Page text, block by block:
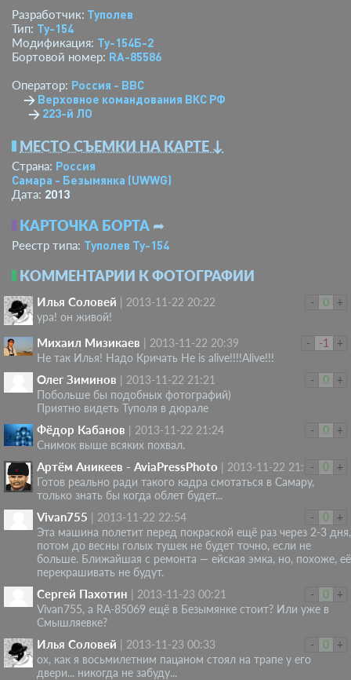
Разработчик: Туполев
Тип: Ту-154
Модификация: Ту-154Б-2
Бортовой номер: RA-85586
Оператор: Россия - ВВС
→ Верховное командования ВКС РФ
→ 223-й ЛО
МЕСТО СЪЕМКИ НА КАРТЕ ↓
Страна: Россия
Самара - Безымянка (UWWG)
Дата: 2013
КАРТОЧКА БОРТА ➦
Реестр типа: Туполев Ту-154
КОММЕНТАРИИ К ФОТОГРАФИИ
- 0 +
Илья Соловей
2013-11-22 20:22
ура! он живой!
-
-1 +
Михаил Мизикаев
2013-11-22 20:39
Не так Илья! Надо Кричать Нe is alive!!!!Аlive!!!
-
0 +
Олег Зиминов
2013-11-22 21:21
Побольше бы подобных фотографий)
Приятно видеть Туполя в дюрале
-
0 +
Фёдор Кабанов
2013-11-22 21:24
Снимок выше всяких похвал.
-
0 +
Артём Аникеев - AviaPressPhoto
2013-11-22 21:55
Готов реально ради такого кадра смотаться в Самару,
только знать бы когда облет будет...
-
0 +
Vivan755
2013-11-22 22:54
Эта машина полетит перед покраской ещё раз через 2-3 дня,
потом до весны голых тушек не будет точно, если не
больше. Ближайшая с ремонта — ейская эмка, но, похоже, её
перекрашивать не будут.
-
0 +
Сергей Пахотин
2013-11-23 00:21
Vivan755, а RA-85069 ещё в Безымянке стоит? Или уже в
Смышляевке?
-
0 +
Илья Соловей
2013-11-23 00:33
ох, как я восьмилетним пацаном стоял на трапе у его
двери... никогда не забуду...